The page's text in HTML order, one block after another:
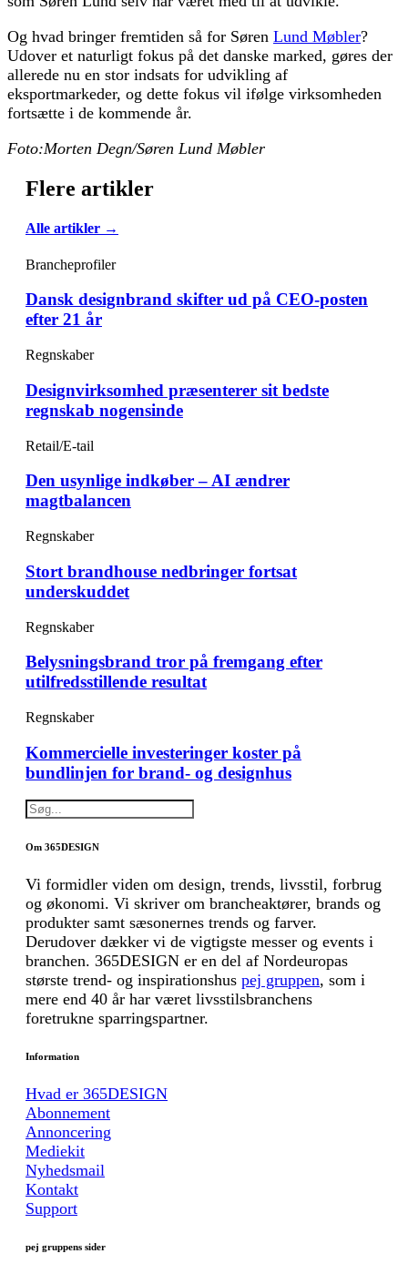
Og hvad bringer fremtiden så for Søren Lund Møbler?
Udover et naturligt fokus på det danske marked, gøres der
allerede nu en stor indsats for udvikling af
eksportmarkeder, og dette fokus vil ifølge virksomheden
fortsætte i de kommende år.
Foto:Morten Degn/Søren Lund Møbler
Flere artikler
Alle artikler →
Brancheprofiler
Dansk designbrand skifter ud på CEO-posten
efter 21 år
Regnskaber
Designvirksomhed præsenterer sit bedste
regnskab nogensinde
Retail/E-tail
Den usynlige indkøber – AI ændrer
magtbalancen
Regnskaber
Stort brandhouse nedbringer fortsat
underskuddet
Regnskaber
Belysningsbrand tror på fremgang efter
utilfredsstillende resultat
Regnskaber
Kommercielle investeringer koster på
bundlinjen for brand- og designhus
Om 365DESIGN
Vi formidler viden om design, trends, livsstil, forbrug
og økonomi. Vi skriver om brancheaktører, brands og
produkter samt sæsonernes trends og farver.
Derudover dækker vi de vigtigste messer og events i
branchen. 365DESIGN er en del af Nordeuropas
største trend- og inspirationshus pej gruppen, som i
mere end 40 år har været livsstilsbranchens
foretrukne sparringspartner.
Information
Hvad er 365DESIGN
Abonnement
Annoncering
Mediekit
Nyhedsmail
Kontakt
Support
pej gruppens sider